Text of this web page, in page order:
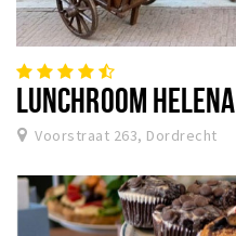
LUNCHROOM HELENA
Voorstraat 263, Dordrecht